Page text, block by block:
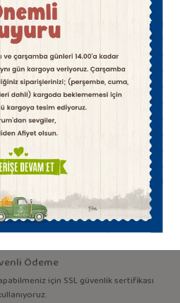
Taze El Yapımı
ile en iyi sütten el yapımı peynirler
Güvencesi
hazırlıyor, özenle paketleyip size
Ödeme
için SSL güvenlik sertifikası